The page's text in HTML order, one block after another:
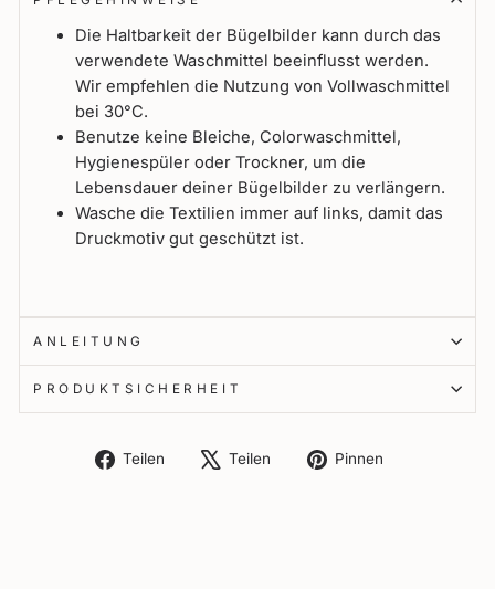
Die Haltbarkeit der Bügelbilder kann durch das
verwendete Waschmittel beeinflusst werden.
Wir empfehlen die Nutzung von Vollwaschmittel
bei 30°C.
Benutze keine Bleiche, Colorwaschmittel,
Hygienespüler oder Trockner, um die
Lebensdauer deiner Bügelbilder zu verlängern.
Wasche die Textilien immer auf links, damit das
Druckmotiv gut geschützt ist.
ANLEITUNG
PRODUKTSICHERHEIT
Teilen
Auf
Teilen
Auf
Pinnen